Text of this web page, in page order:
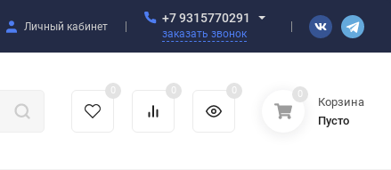
Личный кабинет
+7 9315770291
заказать звонок
0 0 0 0
Корзина
Пусто